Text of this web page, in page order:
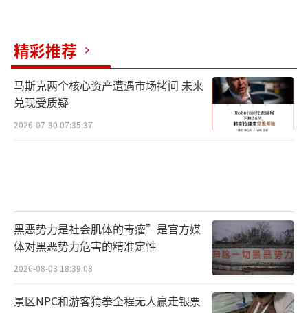
精彩推荐
马斯克两个核心资产遭遇市场拷问 未来
兑现受质疑
2026-07-30 07:35:37
黑恶势力是社会肌体的毒瘤”是官方媒
体对黑恶势力危害的精准定性
2026-08-03 18:39:08
景区NPC和游客猜拳全程无人赢走银票